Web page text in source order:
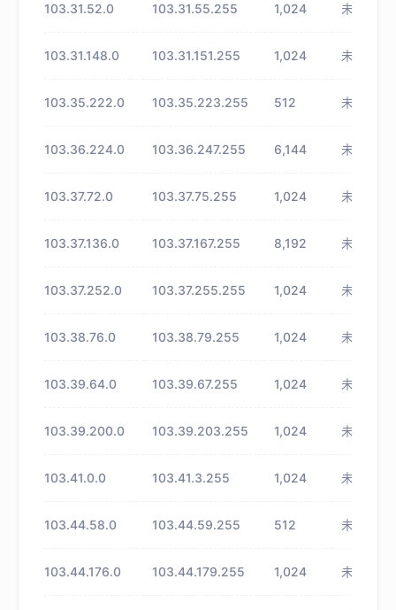
103.31.52.0 103.31.55.255 1,024 未知
103.31.148.0 103.31.151.255 1,024 未知
103.35.222.0 103.35.223.255 512 未知
103.36.224.0 103.36.247.255 6,144 未知
103.37.72.0 103.37.75.255 1,024 未知
103.37.136.0 103.37.167.255 8,192 未知
103.37.252.0 103.37.255.255 1,024 未知
103.38.76.0 103.38.79.255 1,024 未知
103.39.64.0 103.39.67.255 1,024 未知
103.39.200.0 103.39.203.255 1,024 未知
103.41.0.0 103.41.3.255 1,024 未知
103.44.58.0 103.44.59.255 512 未知
103.44.176.0 103.44.179.255 1,024 未知